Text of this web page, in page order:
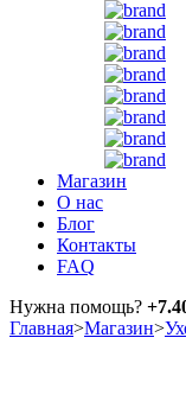
Магазин
О нас
Блог
Контакты
FAQ
Нужна помощь?
Главная>Магазин>